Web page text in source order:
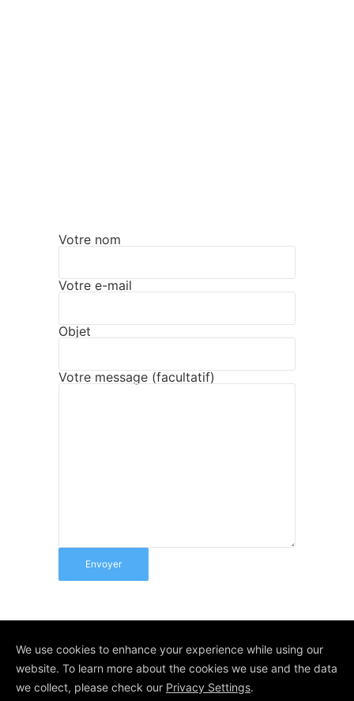
Votre nom
Votre e-mail
Objet
Votre message (facultatif)
© Depuis 2006 KAREDESS- Création
de sites internet à Wittelsheim
We use cookies to enhance your experience while using our
website. To learn more about the cookies we use and the data
we collect, please check our Privacy Settings.